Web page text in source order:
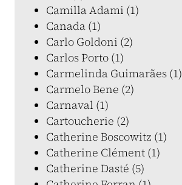
Camilla Adami (1)
Canada (1)
Carlo Goldoni (2)
Carlos Porto (1)
Carmelinda Guimarães (1)
Carmelo Bene (2)
Carnaval (1)
Cartoucherie (2)
Catherine Boscowitz (1)
Catherine Clément (1)
Catherine Dasté (5)